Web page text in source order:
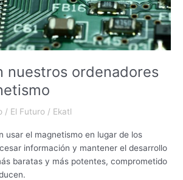
nuestros ordenadores
/ El Futuro / Ekatl
usar el magnetismo en lugar de los
información y mantener el desarrollo
baratas y más potentes, comprometido